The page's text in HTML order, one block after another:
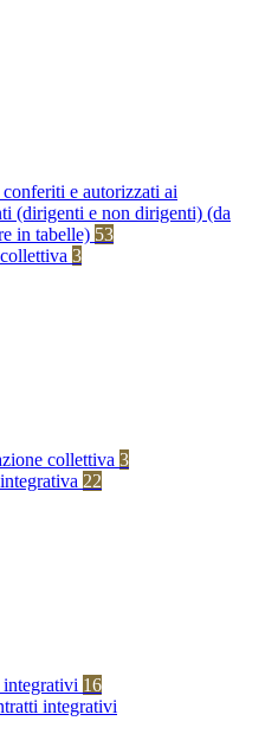
e autorizzati ai
(dirigenti e non dirigenti) (da
in tabelle) 53
3
collettiva 3
22
16
integrativi